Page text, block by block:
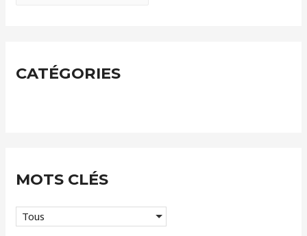
CATÉGORIES
MOTS CLÉS
Tous